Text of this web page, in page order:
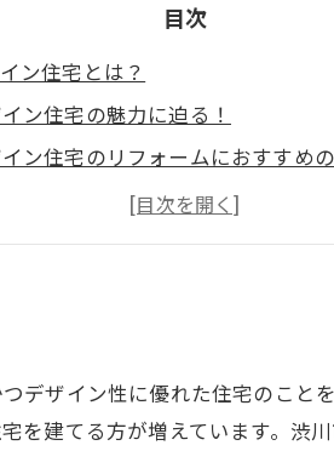
目次
ン住宅とは？
ン住宅の魅力に迫る！
ン住宅のリフォームにおすすめ
イン住宅の空間を有効活用するアイ
ン住宅のカフェ風リビングルー
デザイン性に優れた住宅のこと
を建てる方が増えています。渋